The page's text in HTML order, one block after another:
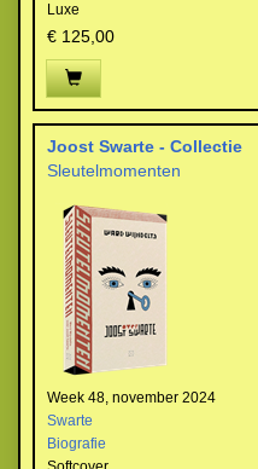
Luxe
€ 125,00
Joost Swarte - Collectie
Sleutelmomenten
Week 48, november 2024
Swarte
Biografie